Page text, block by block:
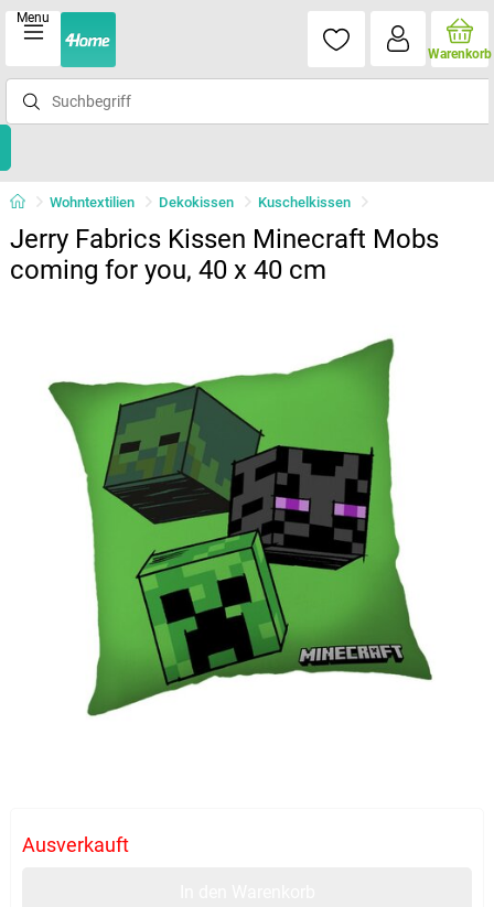
Menu
Warenkorb
Wohntextilien Dekokissen Kuschelkissen
Jerry Fabrics Kissen Minecraft Mobs
coming for you, 40 x 40 cm
Ausverkauft